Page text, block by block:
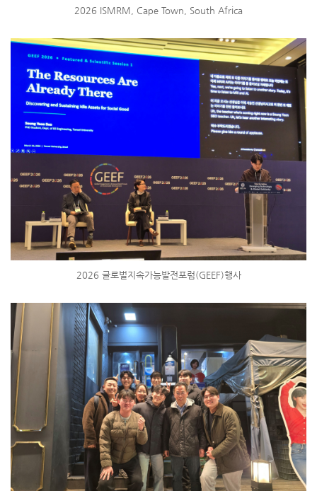
2026 ISMRM, Cape Town, South Africa
2026 글로벌지속가능발전포럼(GEEF)행사